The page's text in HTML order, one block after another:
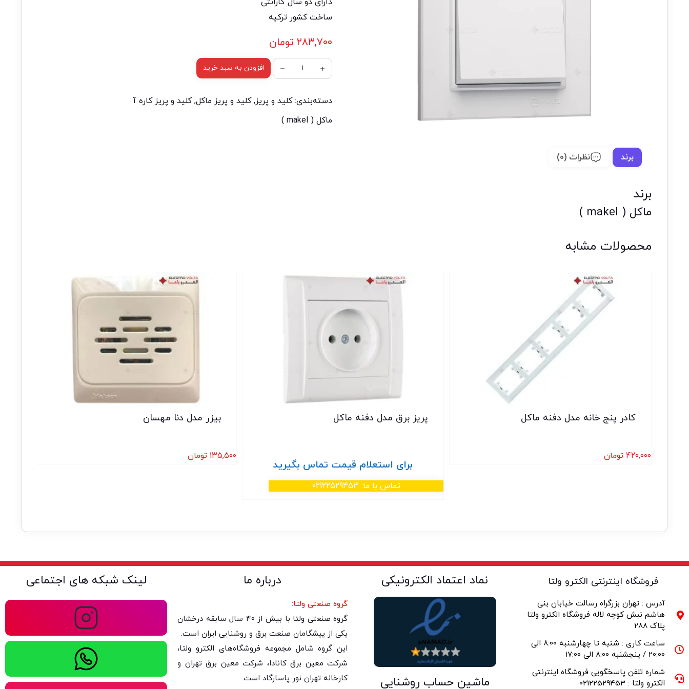
ساخت کشور ترکیه
۲۸۳,۷۰۰ تومان
افزودن به سبد خرید
دسته‌بندی:کلید و پریز,کلید و پریز ماکل,کلید و پریز کاره آ
ماکل ( makel )
برند نظرات (0)
برند
ماکل ( makel )
محصولات مشابه
کادر پنج خانه مدل دفنه ماکل
۴۲۰,۰۰۰ تومان
پریز برق مدل دفنه ماکل
برای استعلام قیمت تماس بگیرید
تماس با ما: 02122529453
بیزر مدل دنا مهسان
۱۳۵,۵۰۰ تومان
فروشگاه اینترنتی الکترو ولتا
آدرس : تهران بزرگراه رسالت خیابان بنی
هاشم نبش کوچه لاله فروشگاه الکترو ولتا
پلاک 288
ساعت کاری : شنبه تا چهارشنبه 8:00 الی
20:00 / پنجشنبه 8:00 الی 17:00
شماره تلفن پاسخگویی فروشگاه اینترنتی
الکترو ولتا : 02122529453
نماد اعتماد الکترونیکی
ماشین حساب روشنایی
درباره ما
گروه صنعتی ولتا:
گروه صنعتی ولتا با بیش از ۴۰ سال سابقه درخشان
یکی از پیشگامان صنعت برق و روشنایی ایران است.
این گروه شامل مجموعه فروشگاه‌های الکترو ولتا،
شرکت معین برق کانادا، شرکت معین برق تهران و
کارخانه تهران نور پاسارگاد است.
لینک شبکه های اجتماعی